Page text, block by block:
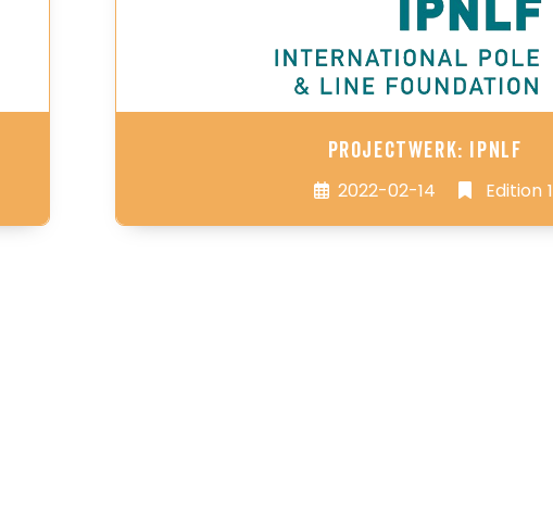
Projectwerk: IPNLF
2022-02-14 Edition 1